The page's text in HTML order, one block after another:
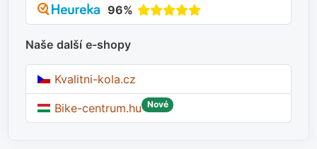
96%
Naše další e-shopy
Kvalitni-kola.cz
Bike-centrum.hu Nové